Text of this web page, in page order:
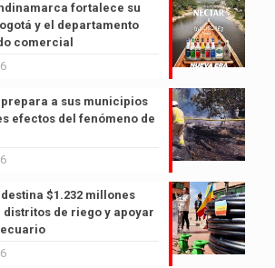
fortalece su
y el departamento
comercial
a sus municipios
efectos del fenómeno de
$1.232 millones
de riego y apoyar